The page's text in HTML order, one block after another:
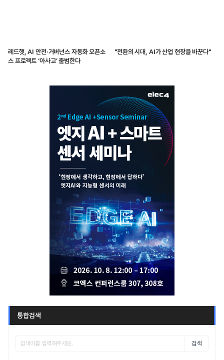
레드햇, AI 안전·거버넌스 자동화 오픈소
스 프로젝트 ‘아사고’ 출범한다
"전환의 시대, AI가 산업 현장을 바꾼다"
통합검색
검색